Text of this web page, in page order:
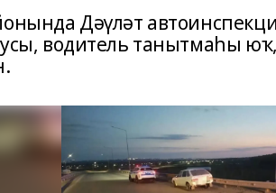
Дәүләт
водитель танытмаһы